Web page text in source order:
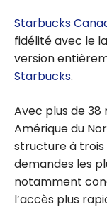
Starbucks
fidélité avec le
version
Starbucks.
Avec plus de
Amérique du
structure à trois
demandes les
notamment
l’accès plus